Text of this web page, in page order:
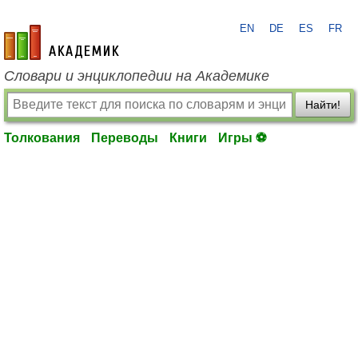
academic.ru
EN DE ES FR
Словари и энциклопедии на Академике
Найти!
Толкования Переводы Книги Игры ⚽